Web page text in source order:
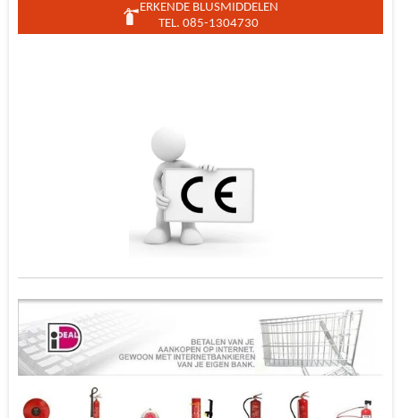
ERKENDE BLUSMIDDELEN
TEL. 085-1304730